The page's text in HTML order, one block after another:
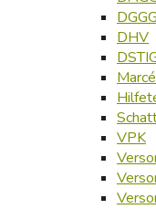
DGGG
DHV
VPK